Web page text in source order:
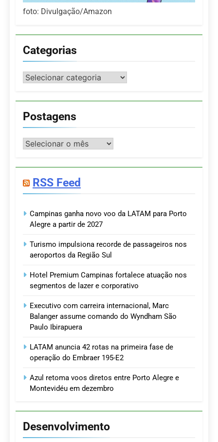
foto: Divulgação/Amazon
Categorias
Categorias
Postagens
Postagens
RSS Feed
Campinas ganha novo voo da LATAM para Porto
Alegre a partir de 2027
Turismo impulsiona recorde de passageiros nos
aeroportos da Região Sul
Hotel Premium Campinas fortalece atuação nos
segmentos de lazer e corporativo
Executivo com carreira internacional, Marc
Balanger assume comando do Wyndham São
Paulo Ibirapuera
LATAM anuncia 42 rotas na primeira fase de
operação do Embraer 195-E2
Azul retoma voos diretos entre Porto Alegre e
Montevidéu em dezembro
Desenvolvimento